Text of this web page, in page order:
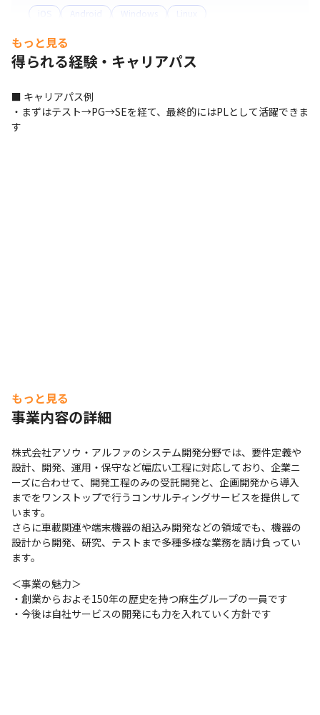
案件に配属された後は、当社の営業が取引先企業へ定期的
るために意見提示や状況のヒアリングなどを積極的に行っ
ています。
・資格取得でキャリアチェンジも、キャリアアップも応援
します
働きながら資格が取得できるよう、資格取得の受講料をサ
iOS Android Windows Linux
もっと見る
得られる経験・キャリアパス
■ キャリアパス例
・まずはテスト→PG→SEを経て、最終的にはPLとして活躍できま
す
もっと見る
事業内容の詳細
株式会社アソウ・アルファのシステム開発分野では、要件定義や
設計、開発、運用・保守など幅広い工程に対応しており、企業ニ
ーズに合わせて、開発工程のみの受託開発と、企画開発から導入
までをワンストップで行うコンサルティングサービスを提供して
います。
さらに車載関連や端末機器の組込み開発などの領域でも、機器の
設計から開発、研究、テストまで多種多様な業務を請け負ってい
ます。
＜事業の魅力＞
・創業からおよそ150年の歴史を持つ麻生グループの一員です
・今後は自社サービスの開発にも力を入れていく方針です